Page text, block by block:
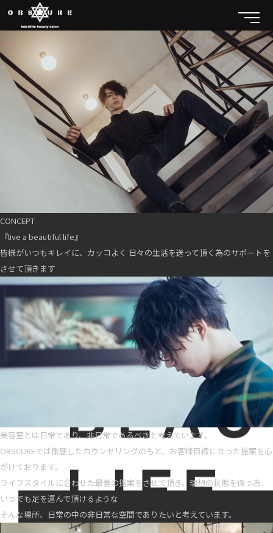
CONCEPT
『live a beautiful life』
皆様がいつもキレイに、カッコよく 日々の生活を送って頂く為のサポートを
させて頂きます
美容室とは日常であり、非日常であるべきと考えています。
OBSCUREでは徹底したカウンセリングのもと、お客様目線に立った提案を心
がけております。
ライフスタイルに合わせた最善の提案をさせて頂き、理想の状態を保つ為、
いつでも足を運んで頂けるような
そんな場所、日常の中の非日常な空間でありたいと考えています。